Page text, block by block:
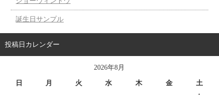
誕生日サンプル
投稿日カレンダー
2026年8月
日 月 火 水 木 金
土